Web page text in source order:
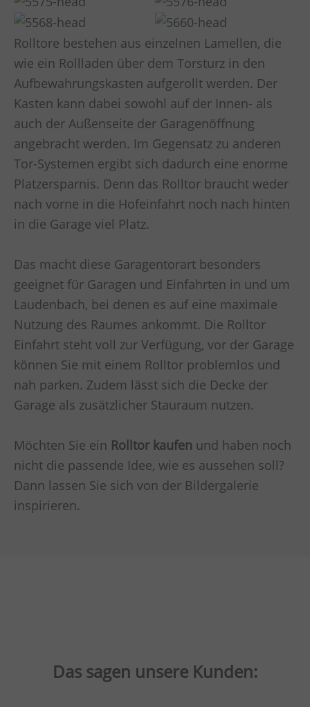
Rolltore bestehen aus einzelnen Lamellen, die
wie ein Rollladen über dem Torsturz in den
Aufbewahrungskasten aufgerollt werden. Der
Kasten kann dabei sowohl auf der Innen- als
auch der Außenseite der Garagenöffnung
angebracht werden. Im Gegensatz zu anderen
Tor-Systemen ergibt sich dadurch eine enorme
Platzersparnis. Denn das Rolltor braucht weder
nach vorne in die Hofeinfahrt noch nach hinten
in die Garage viel Platz.
Das macht diese Garagentorart besonders
geeignet für Garagen und Einfahrten in und um
Laudenbach, bei denen es auf eine maximale
Nutzung des Raumes ankommt. Die Rolltor
Einfahrt steht voll zur Verfügung, vor der Garage
können Sie mit einem Rolltor problemlos und
nah parken. Zudem lässt sich die Decke der
Garage als zusätzlicher Stauraum nutzen.
Möchten Sie ein Rolltor kaufen und haben noch
nicht die passende Idee, wie es aussehen soll?
Dann lassen Sie sich von der Bildergalerie
inspirieren.
Das sagen unsere Kunden: